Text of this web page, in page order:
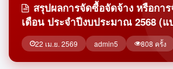
สรุปผลการจัดซื้อจัดจ้าง หรือกา
เดือน ประจำปีงบประมาณ 2568 (แ
22 เม.ย. 2569 admin5 808 ครั้ง